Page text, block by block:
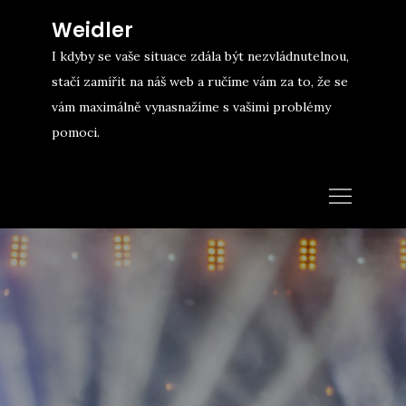
content
Weidler
I kdyby se vaše situace zdála být nezvládnutelnou,
stačí zamířit na náš web a ručíme vám za to, že se
vám maximálně vynasnažíme s vašimi problémy
pomoci.